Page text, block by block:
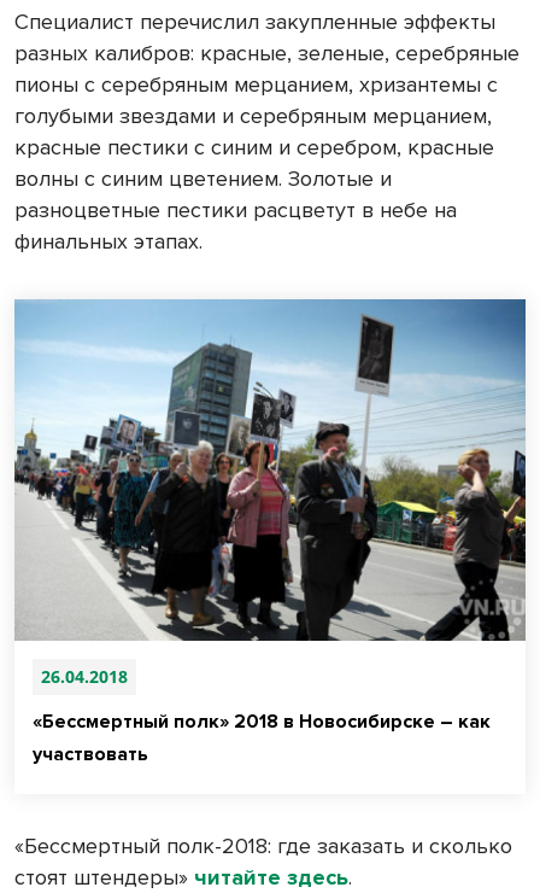
Специалист перечислил закупленные эффекты
разных калибров: красные, зеленые, серебряные
пионы с серебряным мерцанием, хризантемы с
голубыми звездами и серебряным мерцанием,
красные пестики с синим и серебром, красные
волны с синим цветением. Золотые и
разноцветные пестики расцветут в небе на
финальных этапах.
26.04.2018
«Бессмертный полк» 2018 в Новосибирске – как
участвовать
«Бессмертный полк-2018: где заказать и сколько
стоят штендеры» читайте здесь.